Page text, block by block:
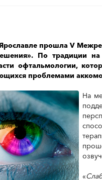
прошла V
По традиции на
офтальмологии,
проблемами
На
«